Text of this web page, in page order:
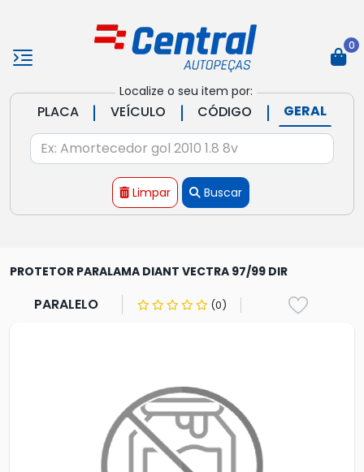
Localize o seu item por:
PLACA | VEÍCULO | CÓDIGO | GERAL
Limpar Buscar
0
PROTETOR PARALAMA DIANT VECTRA 97/99 DIR
PARALELO (0)